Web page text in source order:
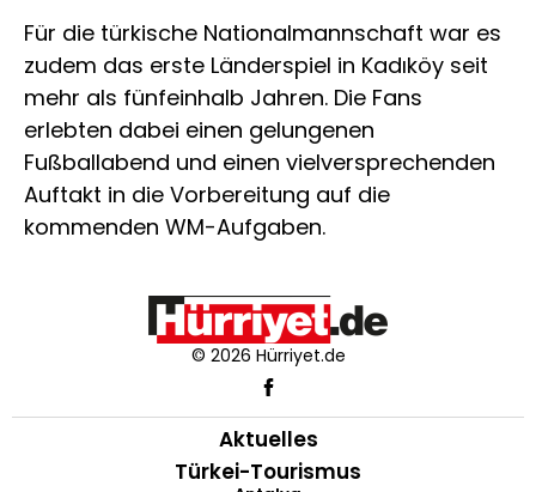
Für die türkische Nationalmannschaft war es
zudem das erste Länderspiel in Kadıköy seit
mehr als fünfeinhalb Jahren. Die Fans
erlebten dabei einen gelungenen
Fußballabend und einen vielversprechenden
Auftakt in die Vorbereitung auf die
kommenden WM-Aufgaben.
© 2026 Hürriyet.de
Aktuelles
Türkei-Tourismus